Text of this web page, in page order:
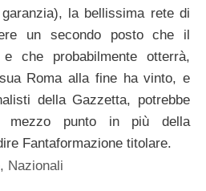
la bellissima rete di
un secondo posto che il
e che probabilmente otterrà,
Roma alla fine ha vinto, e
della Gazzetta, potrebbe
mezzo punto in più della
Fantaformazione titolare.
, Nazionali